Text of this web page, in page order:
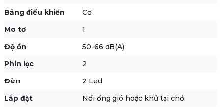
Bảng điều khiển
Cơ
Mô tơ
1
Độ ồn
50-66 dB(A)
Phin lọc
2
Đèn
2 Led
Lắp đặt
Nối ống gió hoặc khử tại chỗ